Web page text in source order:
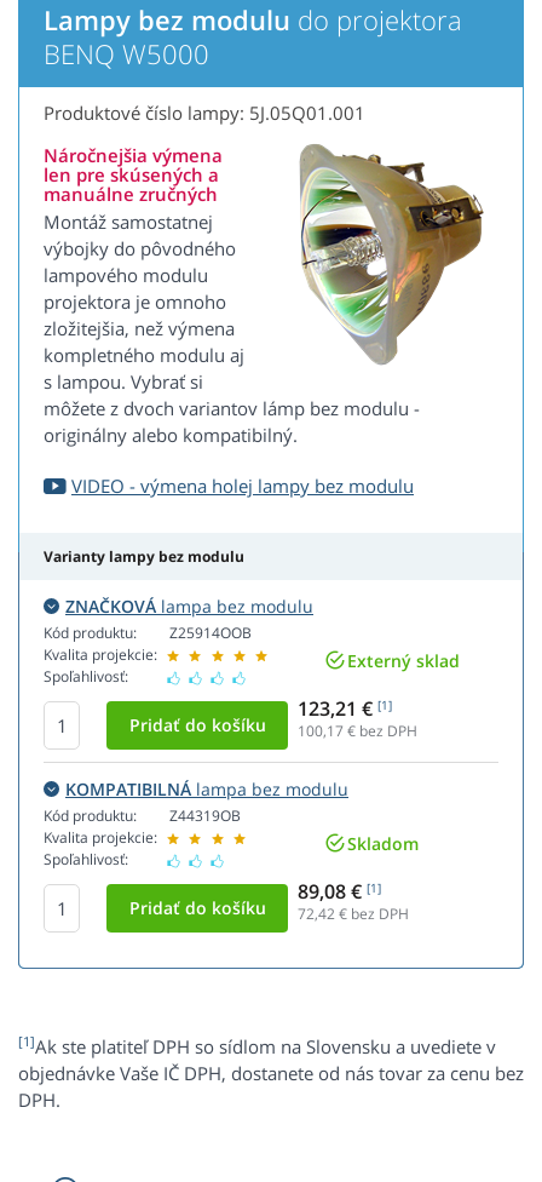
Lampy bez modulu do projektora
BENQ W5000
Produktové číslo lampy: 5J.05Q01.001
Náročnejšia výmena
len pre skúsených a
manuálne zručných
Montáž samostatnej
výbojky do pôvodného
lampového modulu
projektora je omnoho
zložitejšia, než výmena
kompletného modulu aj
s lampou. Vybrať si
môžete z dvoch variantov lámp bez modulu -
originálny alebo kompatibilný.
VIDEO - výmena holej lampy bez modulu
Varianty lampy bez modulu
ZNAČKOVÁ lampa bez modulu
Kód produktu:
Kvalita projekcie:
Spoľahlivosť:
Z25914OOB
Externý sklad
123,21 € [1]
100,17 € bez DPH
KOMPATIBILNÁ lampa bez modulu
Kód produktu:
Kvalita projekcie:
Spoľahlivosť:
Z44319OB
Skladom
89,08 € [1]
72,42€ bez DPH
[1]Ak ste platiteľ DPH so sídlom na Slovensku a uvediete v
objednávke Vaše IČ DPH, dostanete od nás tovar za cenu bez
DPH.